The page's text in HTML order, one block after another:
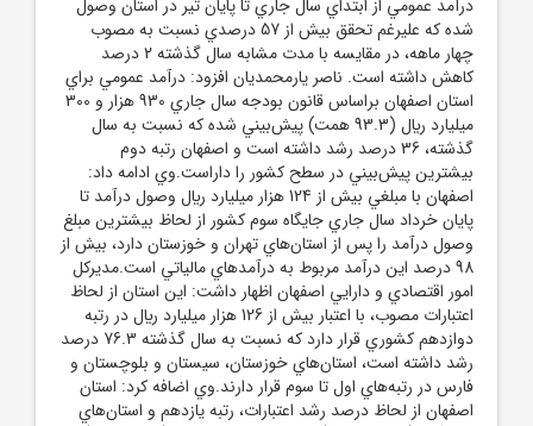
درآمد عمومي از ابتداي سال جاري تا پايان تير در استان وصول
شده که عليرغم تحقق بيش از 57 درصدي نسبت به مصوب
چهار ماهه، در مقايسه با مدت مشابه سال گذشته 2 درصد
کاهش داشته است. ناصر يارمحمديان افزود: درآمد عمومي براي
استان اصفهان براساس قانون بودجه سال جاري 930 هزار و 300
ميليارد ريال (93.3 همت) پيش‌بيني شده که نسبت به سال
گذشته، 36 درصد رشد داشته است و اصفهان رتبه دوم
بيشترين پيش‌بيني در سطح کشور را داراست.وي ادامه داد:
اصفهان با مبلغي بيش از 124 هزار ميليارد ريال وصول درآمد تا
پايان خرداد سال جاري جايگاه سوم کشور از لحاظ بيشترين مبلغ
وصول درآمد را پس از استان‌هاي تهران و خوزستان دارد، بيش از
98 درصد اين درآمد مربوط به درآمدهاي مالياتي است.مديرکل
امور اقتصادي و دارايي اصفهان اظهار داشت: اين استان از لحاظ
اعتبارات مصوب، با اعتبار بيش از 126 هزار ميليارد ريال در رتبه
دوازدهم کشوري قرار دارد که نسبت به سال گذشته 76.3 درصد
رشد داشته است، استان‌هاي خوزستان، سيستان و بلوچستان و
فارس در رتبه‌هاي اول تا سوم قرار دارند.وي اضافه کرد: استان
اصفهان از لحاظ درصد رشد اعتبارات، رتبه يازدهم و استان‌هاي